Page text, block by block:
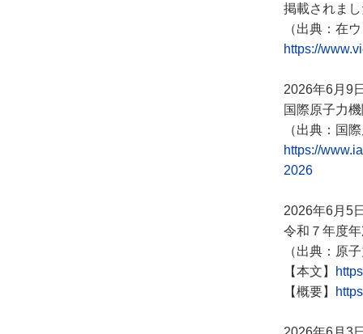
掲載されま
（出典：在
https://
2026年6月9
国際原子力
（出典：国
https://
2026
2026年6月5
令和７年度
（出典：原
【本文】
【概要】